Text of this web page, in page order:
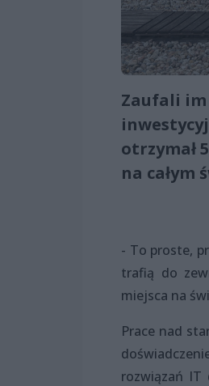
Zaufali
otrzymał
na całym
- To proste,
trafią do
miejsca na
Prace nad
rozwiązań IT